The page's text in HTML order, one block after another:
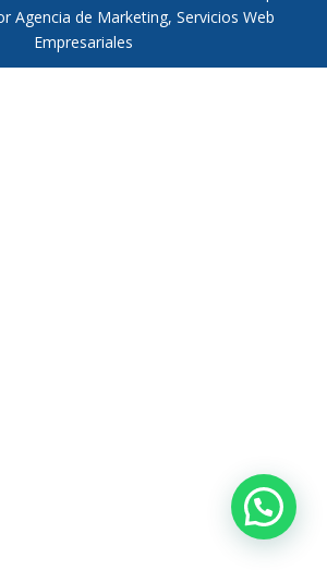
Agencia de Marketing, Servicios Web
Empresariales